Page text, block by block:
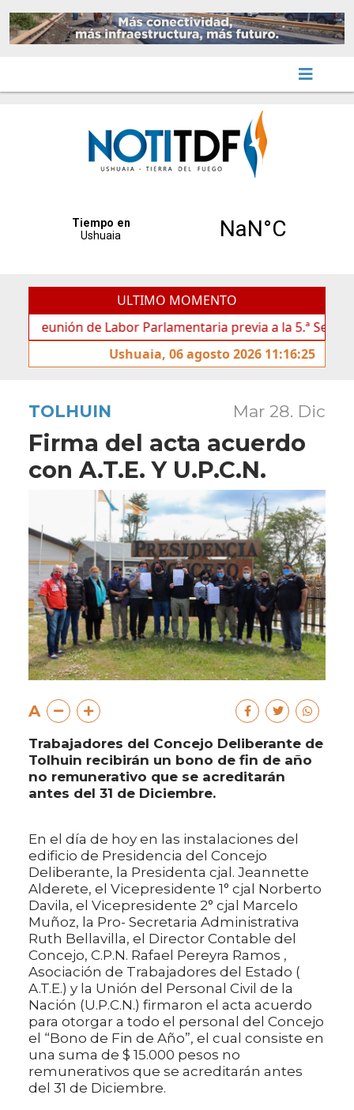
ULTIMO MOMENTO
de Labor Parlamentaria previa a la 5.ª Sesión
Ushuaia, 06 agosto 2026 11:16:25
TOLHUIN Mar 28. Dic
Firma del acta acuerdo
con A.T.E. Y U.P.C.N.
A
Trabajadores del Concejo Deliberante de
Tolhuin recibirán un bono de fin de año
no remunerativo que se acreditarán
antes del 31 de Diciembre.
En el día de hoy en las instalaciones del
edificio de Presidencia del Concejo
Deliberante, la Presidenta cjal. Jeannette
Alderete, el Vicepresidente 1° cjal Norberto
Davila, el Vicepresidente 2° cjal Marcelo
Muñoz, la Pro- Secretaria Administrativa
Ruth Bellavilla, el Director Contable del
Concejo, C.P.N. Rafael Pereyra Ramos ,
Asociación de Trabajadores del Estado (
A.T.E.) y la Unión del Personal Civil de la
Nación (U.P.C.N.) firmaron el acta acuerdo
para otorgar a todo el personal del Concejo
el “Bono de Fin de Año”, el cual consiste en
una suma de $ 15.000 pesos no
remunerativos que se acreditarán antes
del 31 de Diciembre.